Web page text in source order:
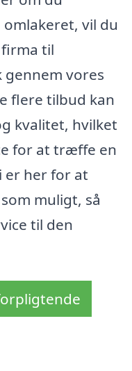
vil du
til
vores
flere tilbud kan
kvalitet, hvilket
for at træffe en
er her for at
muligt, så
til den